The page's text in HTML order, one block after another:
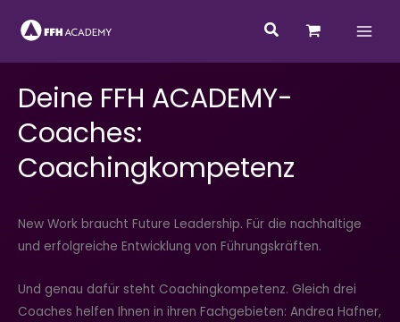
Inhalt
Suchen
Deine FFH ACADEMY-
Coaches:
Coachingkompetenz
New Work braucht Future Leadership. Für die nachhaltige
und erfolgreiche Entwicklung von Führungskräften.
Und genau dafür steht Coachingkompetenz. Gleich drei
Coaches helfen Ihnen in ihren Fachgebieten: Andrea Hafner,